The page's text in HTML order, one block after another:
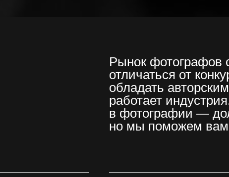
Рынок фотографов
отличаться от
обладать
работает
в фотографии —
но мы поможем вам